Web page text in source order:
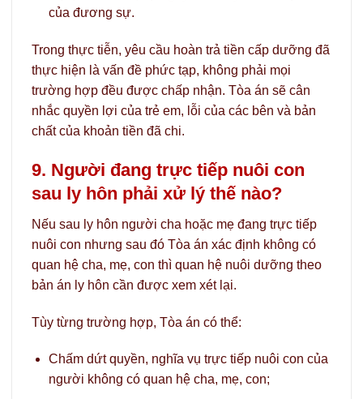
của đương sự.
Trong thực tiễn, yêu cầu hoàn trả tiền cấp dưỡng đã
thực hiện là vấn đề phức tạp, không phải mọi
trường hợp đều được chấp nhận. Tòa án sẽ cân
nhắc quyền lợi của trẻ em, lỗi của các bên và bản
chất của khoản tiền đã chi.
9. Người đang trực tiếp nuôi con
sau ly hôn phải xử lý thế nào?
Nếu sau ly hôn người cha hoặc mẹ đang trực tiếp
nuôi con nhưng sau đó Tòa án xác định không có
quan hệ cha, mẹ, con thì quan hệ nuôi dưỡng theo
bản án ly hôn cần được xem xét lại.
Tùy từng trường hợp, Tòa án có thể:
Chấm dứt quyền, nghĩa vụ trực tiếp nuôi con của
người không có quan hệ cha, mẹ, con;